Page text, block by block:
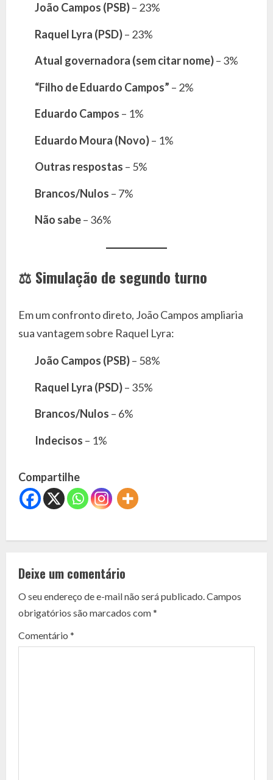
João Campos (PSB)– 23%
Raquel Lyra (PSD)– 23%
Atual governadora (sem citar nome)– 3%
“Filho de Eduardo Campos” – 2%
Eduardo Campos – 1%
Eduardo Moura (Novo)– 1%
Outras respostas – 5%
Brancos/Nulos – 7%
Não sabe– 36%
⚖️ Simulação de segundo turno
Em um confronto direto, João Campos ampliaria
sua vantagem sobre Raquel Lyra:
João Campos (PSB)– 58%
Raquel Lyra (PSD)– 35%
Brancos/Nulos – 6%
Indecisos – 1%
Compartilhe
C
n
t
i
Deixe um comentário
O seu endereço de e-mail não será publicado.Campos
obrigatórios são marcados com*
Comentário *